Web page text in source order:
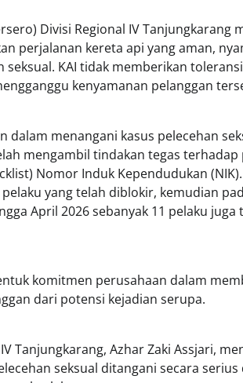
Divisi Regional IV Tanjungkarang
perjalanan kereta api yang aman,
seksual. KAI tidak memberikan
kenyamanan pelanggan
dalam menangani kasus pelecehan
mengambil tindakan tegas terhadap
Nomor Induk Kependudukan
yang telah diblokir, kemudian
April 2026 sebanyak 11 pelaku juga
komitmen perusahaan dalam
dari potensi kejadian serupa.
Tanjungkarang, Azhar Zaki Assjari,
seksual ditangani secara